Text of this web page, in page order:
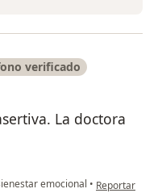
verificado
La doctora
emocional • en opinión del
Reportar